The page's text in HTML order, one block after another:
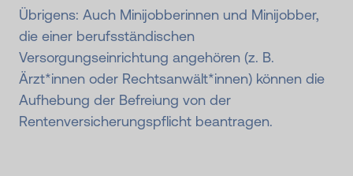
Übrigens: Auch Minijobberinnen und Minijobber,
die einer berufsständischen
Versorgungseinrichtung angehören (z. B.
Ärzt*innen oder Rechtsanwält*innen) können die
Aufhebung der Befreiung von der
Rentenversicherungspflicht beantragen.